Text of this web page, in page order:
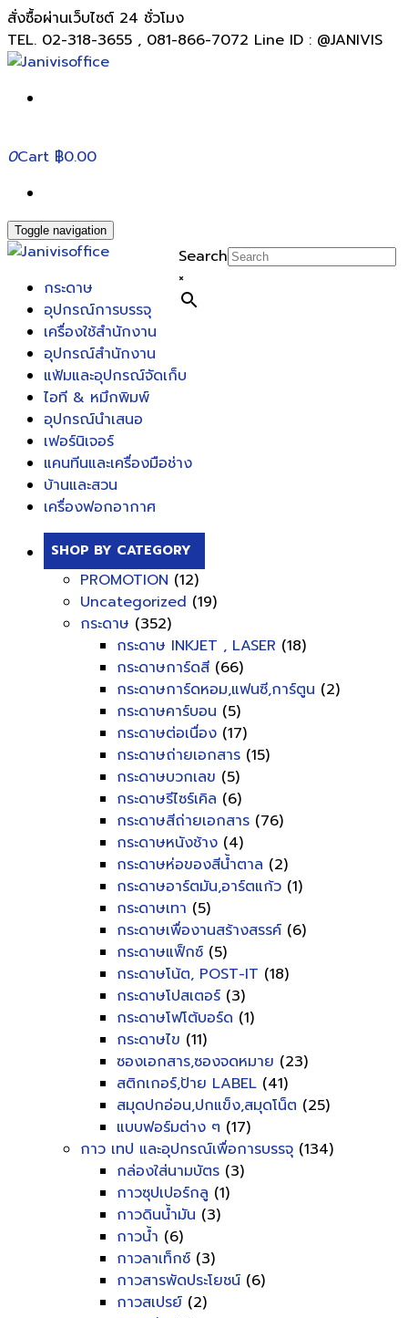
สั่งซื้อผ่านเว็บไซต์ 24 ชั่วโมง
TEL. 02-318-3655 , 081-866-7072 Line ID : @JANIVIS
0Cart ฿0.00
Toggle navigation
Search
×
กระดาษ
อุปกรณ์การบรรจุ
เครื่องใช้สำนักงาน
อุปกรณ์สำนักงาน
แฟ้มและอุปกรณ์จัดเก็บ
ไอที & หมึกพิมพ์
อุปกรณ์นำเสนอ
เฟอร์นิเจอร์
แคนทีนและเครื่องมือช่าง
บ้านและสวน
เครื่องฟอกอากาศ
SHOP BY CATEGORY
PROMOTION (12)
Uncategorized (19)
กระดาษ (352)
กระดาษ INKJET , LASER (18)
กระดาษการ์ดสี (66)
กระดาษการ์ดหอม,แฟนซี,การ์ตูน (2)
กระดาษคาร์บอน (5)
กระดาษต่อเนื่อง (17)
กระดาษถ่ายเอกสาร (15)
กระดาษบวกเลข (5)
กระดาษรีไซร์เคิล (6)
กระดาษสีถ่ายเอกสาร (76)
กระดาษหนังช้าง (4)
กระดาษห่อของสีน้ำตาล (2)
กระดาษอาร์ตมัน,อาร์ตแก้ว (1)
กระดาษเทา (5)
กระดาษเพื่องานสร้างสรรค์ (6)
กระดาษแฟ็กซ์ (5)
กระดาษโน้ต, POST-IT (18)
กระดาษโปสเตอร์ (3)
กระดาษโฟโต้บอร์ด (1)
กระดาษไข (11)
ซองเอกสาร,ซองจดหมาย (23)
สติกเกอร์,ป้าย LABEL (41)
สมุดปกอ่อน,ปกแข็ง,สมุดโน็ต (25)
แบบฟอร์มต่าง ๆ (17)
กาว เทป และอุปกรณ์เพื่อการบรรจุ (134)
กล่องใส่นามบัตร (3)
กาวซุปเปอร์กลู (1)
กาวดินน้ำมัน (3)
กาวน้ำ (6)
กาวลาเท็กซ์ (3)
กาวสารพัดประโยชน์ (6)
กาวสเปรย์ (2)